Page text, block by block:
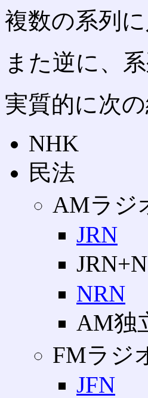
複数の系列
また逆に、
実質的に次
NHK
民法
AMラジ
JRN
NRN
AM独
FMラジ
JFN